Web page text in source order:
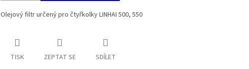
Olejový filtr určený pro čtyřkolky LINHAI 500, 550
TISK ZEPTAT SE SDÍLET